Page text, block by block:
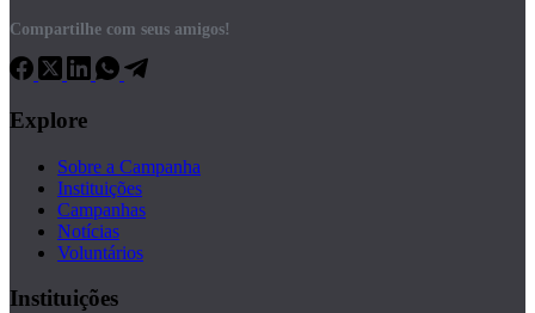
Compartilhe com seus amigos!
Explore
Sobre a Campanha
Instituições
Campanhas
Notícias
Voluntários
Instituições